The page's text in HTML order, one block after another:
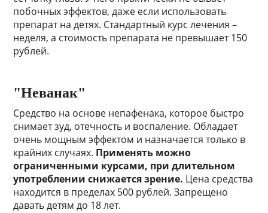
побочных эффектов, даже если использовать
препарат на детях. Стандартный курс лечения –
неделя, а стоимость препарата не превышает 150
рублей.
"Неванак"
Средство на основе непафенака, которое быстро
снимает зуд, отечность и воспаление. Обладает
очень мощным эффектом и назначается только в
крайних случаях. Применять можно
ограниченными курсами, при длительном
употреблении снижается зрение. Цена средства
находится в пределах 500 рублей. Запрещено
давать детям до 18 лет.